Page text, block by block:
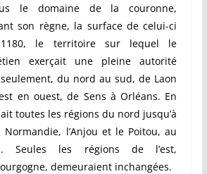
le domaine de la couronne,
son règne, la surface de celui-ci
le territoire sur lequel le
exerçait une pleine autorité
seulement, du nord au sud, de Laon
en ouest, de Sens à Orléans. En
toutes les régions du nord jusqu’à
Normandie, l’Anjou et le Poitou, au
Seules les régions de l’est,
demeuraient inchangées.